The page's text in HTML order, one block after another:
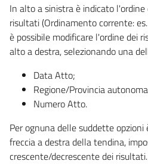
In alto a sinistra è indicato l'ordine
risultati (Ordinamento corrente:
è possibile modificare l'ordine dei
alto a destra, selezionando una
Data Atto;
Regione/Provincia
Numero Atto.
Per ognuna delle suddette opzioni
freccia a destra della tendina,
crescente/decrescente dei risultati.